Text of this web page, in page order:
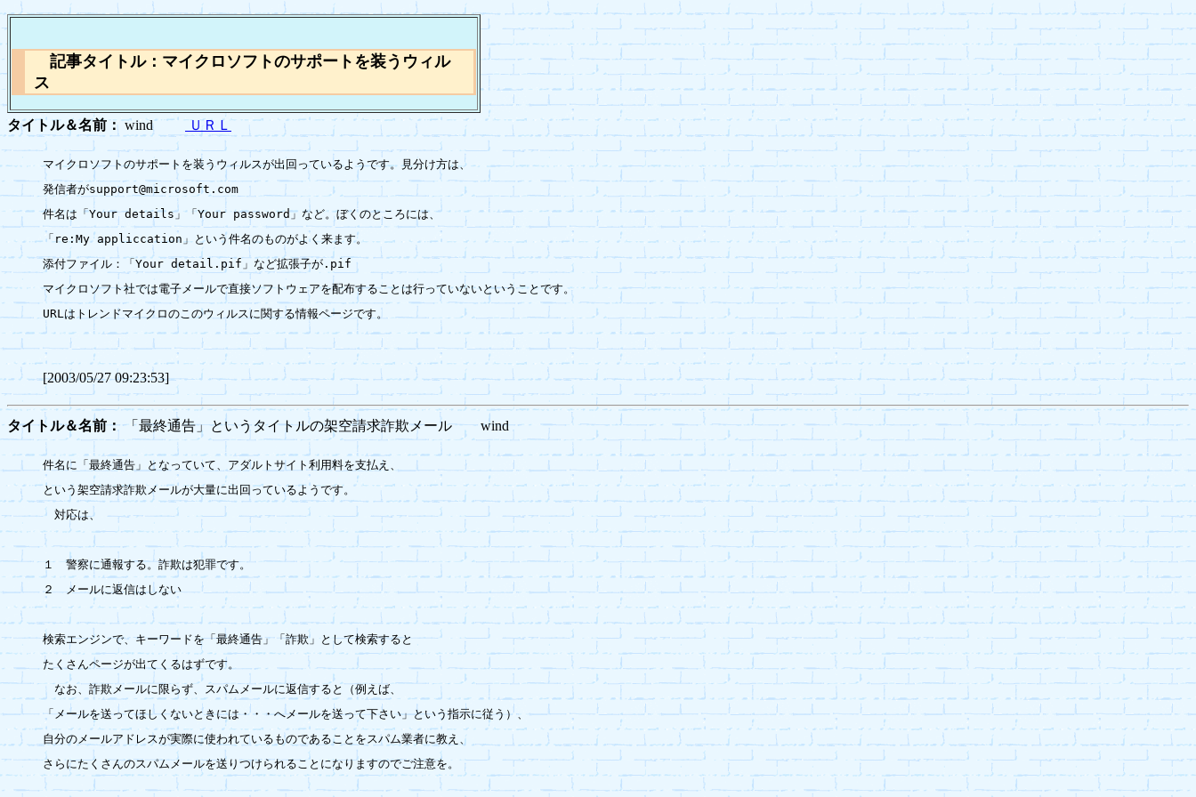
記事タイトル：マイクロソフトのサポートを装うウィル
ス
タイトル＆名前：windＵＲＬ
マイクロソフトのサポートを装うウィルスが出回っているようです。見分け方は、
発信者がsupport@microsoft.com
件名は「Your details」「Your password」など。ぼくのところには、
「re:My appliccation」という件名のものがよく来ます。
添付ファイル：「Your detail.pif」など拡張子が.pif
マイクロソフト社では電子メールで直接ソフトウェアを配布することは行っていないということです。
URLはトレンドマイクロのこのウィルスに関する情報ページです。
[2003/05/27 09:23:53]
タイトル＆名前：「最終通告」というタイトルの架空請求詐欺メール wind
件名に「最終通告」となっていて、アダルトサイト利用料を支払え、
という架空請求詐欺メールが大量に出回っているようです。
対応は、
１　警察に通報する。詐欺は犯罪です。
２　メールに返信はしない
検索エンジンで、キーワードを「最終通告」「詐欺」として検索すると
たくさんページが出てくるはずです。
なお、詐欺メールに限らず、スパムメールに返信すると（例えば、
「メールを送ってほしくないときには・・・へメールを送って下さい」という指示に従う）、
自分のメールアドレスが実際に使われているものであることをスパム業者に教え、
さらにたくさんのスパムメールを送りつけられることになりますのでご注意を。